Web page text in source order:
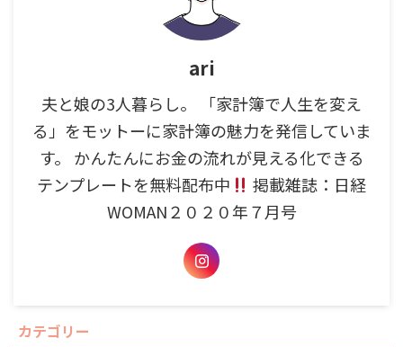
ari
夫と娘の3人暮らし。 「家計簿で人生を変え
る」をモットーに家計簿の魅力を発信していま
す。 かんたんにお金の流れが見える化できる
テンプレートを無料配布中
掲載雑誌：日経
WOMAN２０２０年７月号
カテゴリー